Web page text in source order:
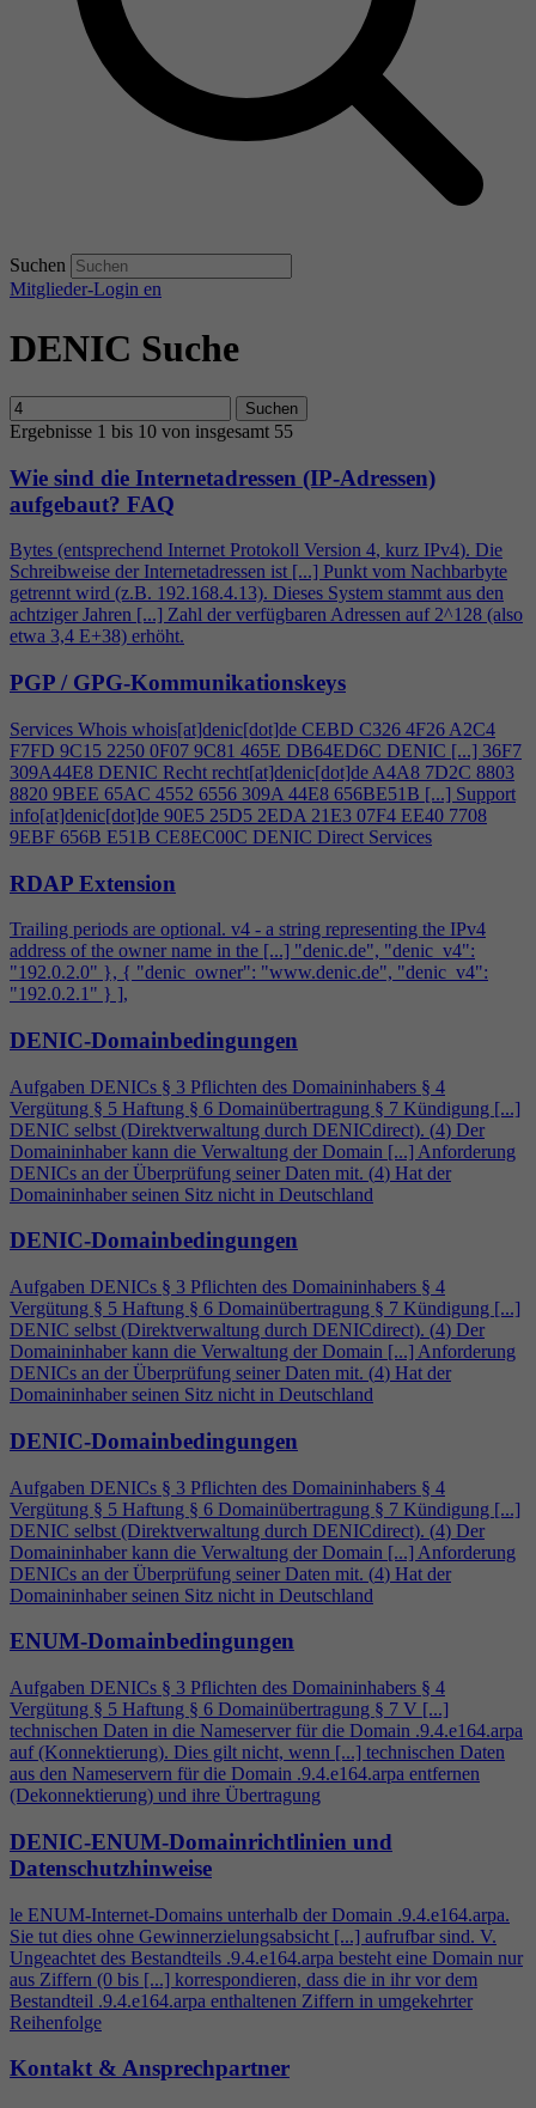
Suchen
Mitglieder-Login en
DENIC Suche
Suchen
Ergebnisse 1 bis 10 von insgesamt 55
Wie sind die Internetadressen (IP-Adressen)
aufgebaut? FAQ
Bytes (entsprechend Internet Protokoll Version 4, kurz IPv4). Die
Schreibweise der Internetadressen ist [...] Punkt vom Nachbarbyte
getrennt wird (z.B. 192.168.4.13). Dieses System stammt aus den
achtziger Jahren [...] Zahl der verfügbaren Adressen auf 2^128 (also
etwa 3,4 E+38) erhöht.
PGP / GPG-Kommunikationskeys
Services Whois whois[at]denic[dot]de CEBD C326 4F26 A2C4
F7FD 9C15 2250 0F07 9C81 465E DB64ED6C DENIC [...] 36F7
309A44E8 DENIC Recht recht[at]denic[dot]de A4A8 7D2C 8803
8820 9BEE 65AC 4552 6556 309A 44E8 656BE51B [...] Support
info[at]denic[dot]de 90E5 25D5 2EDA 21E3 07F4 EE40 7708
9EBF 656B E51B CE8EC00C DENIC Direct Services
RDAP Extension
Trailing periods are optional. v4 - a string representing the IPv4
address of the owner name in the [...] "denic.de", "denic_v4":
"192.0.2.0" }, { "denic_owner": "www.denic.de", "denic_v4":
"192.0.2.1" } ],
DENIC-Domainbedingungen
Aufgaben DENICs § 3 Pflichten des Domaininhabers § 4
Vergütung § 5 Haftung § 6 Domainübertragung § 7 Kündigung [...]
DENIC selbst (Direktverwaltung durch DENICdirect). (4) Der
Domaininhaber kann die Verwaltung der Domain [...] Anforderung
DENICs an der Überprüfung seiner Daten mit. (4) Hat der
Domaininhaber seinen Sitz nicht in Deutschland
DENIC-Domainbedingungen
Aufgaben DENICs § 3 Pflichten des Domaininhabers § 4
Vergütung § 5 Haftung § 6 Domainübertragung § 7 Kündigung [...]
DENIC selbst (Direktverwaltung durch DENICdirect). (4) Der
Domaininhaber kann die Verwaltung der Domain [...] Anforderung
DENICs an der Überprüfung seiner Daten mit. (4) Hat der
Domaininhaber seinen Sitz nicht in Deutschland
DENIC-Domainbedingungen
Aufgaben DENICs § 3 Pflichten des Domaininhabers § 4
Vergütung § 5 Haftung § 6 Domainübertragung § 7 Kündigung [...]
DENIC selbst (Direktverwaltung durch DENICdirect). (4) Der
Domaininhaber kann die Verwaltung der Domain [...] Anforderung
DENICs an der Überprüfung seiner Daten mit. (4) Hat der
Domaininhaber seinen Sitz nicht in Deutschland
ENUM-Domainbedingungen
Aufgaben DENICs § 3 Pflichten des Domaininhabers § 4
Vergütung § 5 Haftung § 6 Domainübertragung § 7 V [...]
technischen Daten in die Nameserver für die Domain .9.4.e164.arpa
auf (Konnektierung). Dies gilt nicht, wenn [...] technischen Daten
aus den Nameservern für die Domain .9.4.e164.arpa entfernen
(Dekonnektierung) und ihre Übertragung
DENIC-ENUM-Domainrichtlinien und
Datenschutzhinweise
le ENUM-Internet-Domains unterhalb der Domain .9.4.e164.arpa.
Sie tut dies ohne Gewinnerzielungsabsicht [...] aufrufbar sind. V.
Ungeachtet des Bestandteils .9.4.e164.arpa besteht eine Domain nur
aus Ziffern (0 bis [...] korrespondieren, dass die in ihr vor dem
Bestandteil .9.4.e164.arpa enthaltenen Ziffern in umgekehrter
Reihenfolge
Kontakt & Ansprechpartner